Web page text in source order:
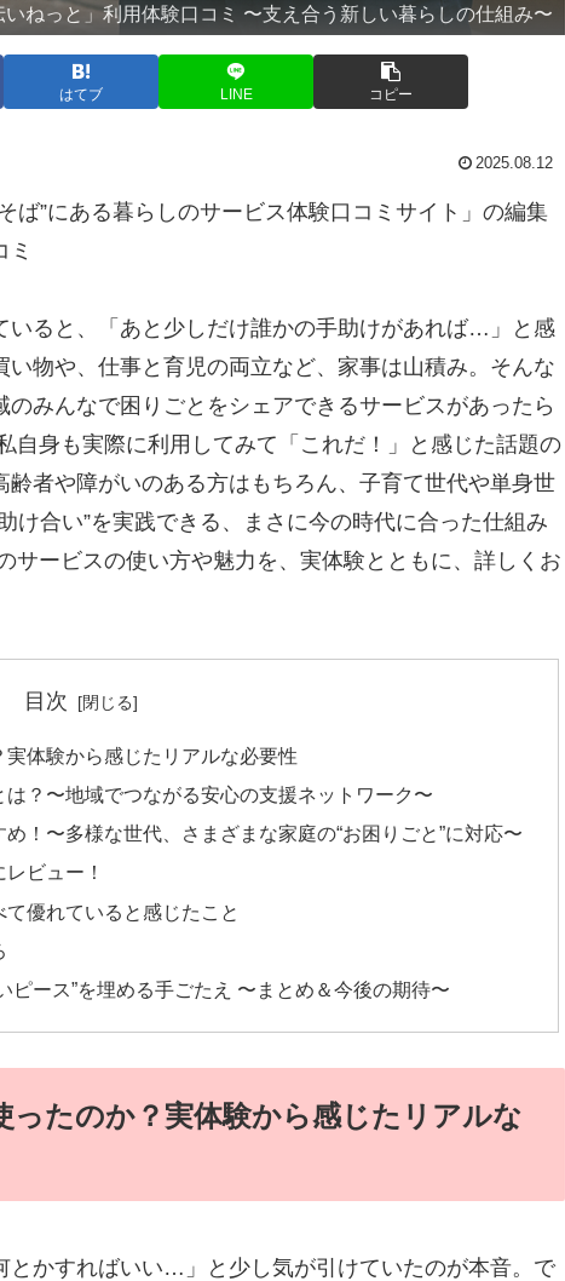
ねっと」利用体験口コミ 〜支え合う新しい暮らしの仕組み〜
はてブ LINE コピー
2025.08.12
ば”にある暮らしのサービス体験口コミサイト」の編集
いると、「あと少しだけ誰かの手助けがあれば…」と感
物や、仕事と育児の両立など、家事は山積み。そんな
みんなで困りごとをシェアできるサービスがあったら
自身も実際に利用してみて「これだ！」と感じた話題の
者や障がいのある方はもちろん、子育て世代や単身世
け合い”を実践できる、まさに今の時代に合った仕組み
サービスの使い方や魅力を、実体験とともに、詳しくお
目次
体験から感じたリアルな必要性
は？〜地域でつながる安心の支援ネットワーク〜
！〜多様な世代、さまざまな家庭の“お困りごと”に対応〜
ビュー！
て優れていると感じたこと
ピース”を埋める手ごたえ 〜まとめ＆今後の期待〜
ったのか？実体験から感じたリアルな
とかすればいい…」と少し気が引けていたのが本音。で